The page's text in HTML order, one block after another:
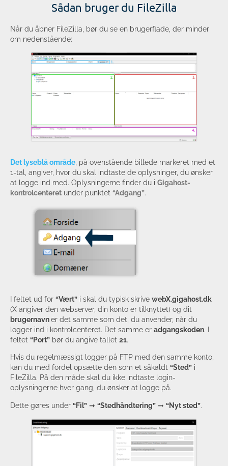
Sådan bruger du FileZilla
Når du åbner FileZilla, bør du se en brugerflade, der minder
om nedenstående:
Det lyseblå område, på ovenstående billede markeret med et
1-tal, angiver, hvor du skal indtaste de oplysninger, du ønsker
at logge ind med. Oplysningerne finder du i Gigahost-
kontrolcenteret under punktet “Adgang”.
I feltet ud for “Vært” i skal du typisk skrive webX.gigahost.dk
(X angiver den webserver, din konto er tilknyttet) og dit
brugernavner det samme som det, du anvender, når du
logger ind i kontrolcenteret. Det samme er adgangskoden. I
feltet “Port” bør du angive tallet 21.
Hvis du regelmæssigt logger på FTP med den samme konto,
kan du med fordel opsætte den som et såkaldt “Sted” i
FileZilla. På den måde skal du ikke indtaste login-
oplysningerne hver gang, du ønsker at logge på.
Dette gøres under “Fil” ➞ “Stedhåndtering” ➞ “Nyt sted”.